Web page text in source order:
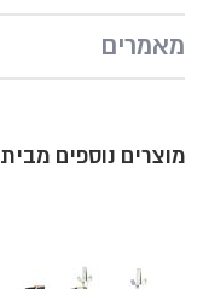
מאמרים
מוצרים נוספים מבית PowerTec